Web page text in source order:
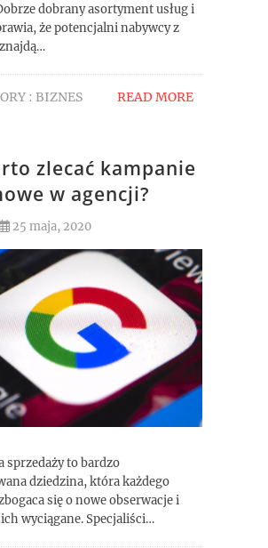
dobrany asortyment usług i
że potencjalni nabywcy z
: BIZNES READ MORE
zlecać kampanie
w agencji?
25 maja, 2020
sprzedaży to bardzo
dziedzina, która każdego
się o nowe obserwacje i
wyciągane. Specjaliści…